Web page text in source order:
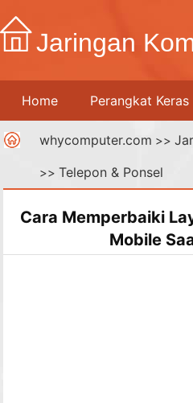
Jaringan
Home Perangkat Keras
Printer Jaringan
Media Digital
whycomputer.com >>
>> Telepon & Ponsel
Cara Memperbaiki
Mobile